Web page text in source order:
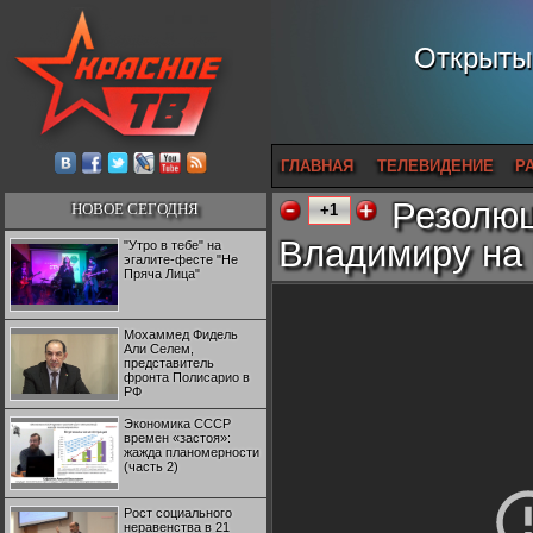
ГЛАВНАЯ ТЕЛЕВИДЕНИЕ
НОВОЕ СЕГОДНЯ
"Утро в тебе" на
эгалите-фесте "Не
Пряча Лица"
Мохаммед Фидель
Али Селем,
представитель
фронта Полисарио в
РФ
Экономика СССР
времен «застоя»:
жажда планомерности
(часть 2)
Рост социального
неравенства в 21
+1
Владимиру на